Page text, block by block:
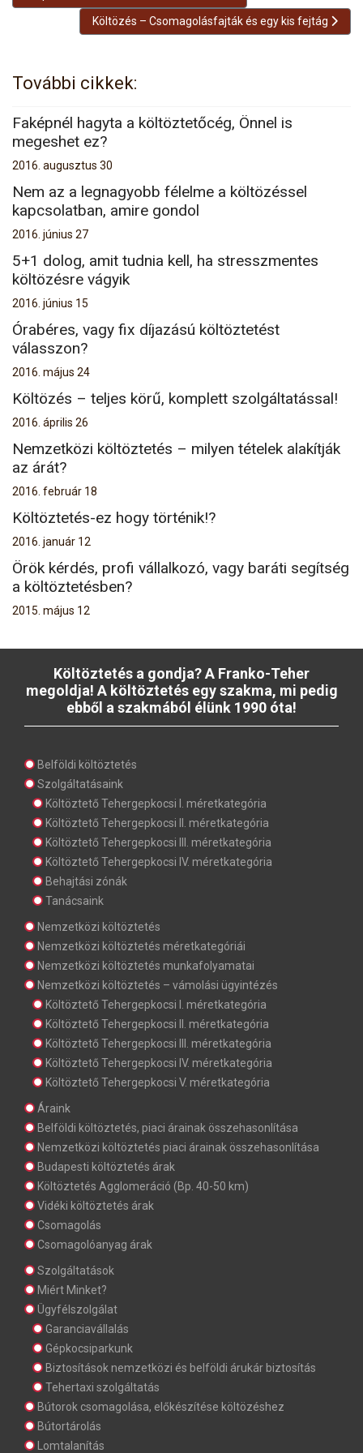
Következő cikk: Költözés – Csomagolásfajták és egy
Költözés – Csomagolásfajták és egy kis fejtág
További cikkek:
Faképnél hagyta a költöztetőcég, Önnel is
megeshet ez?
2016. augusztus 30
Nem az a legnagyobb félelme a költözéssel
kapcsolatban, amire gondol
2016. június 27
5+1 dolog, amit tudnia kell, ha stresszmentes
költözésre vágyik
2016. június 15
Órabéres, vagy fix díjazású költöztetést
válasszon?
2016. május 24
Költözés – teljes körű, komplett szolgáltatással!
2016. április 26
Nemzetközi költöztetés – milyen tételek alakítják
az árát?
2016. február 18
Költöztetés-ez hogy történik!?
2016. január 12
Örök kérdés, profi vállalkozó, vagy baráti segítség
a költöztetésben?
2015. május 12
Költöztetés a gondja? A Franko-Teher
megoldja! A költöztetés egy szakma, mi pedig
ebből a szakmából élünk 1990 óta!
Belföldi költöztetés
Szolgáltatásaink
Költöztető Tehergepkocsi I. méretkategória
Költöztető Tehergepkocsi II. méretkategória
Költöztető Tehergepkocsi III. méretkategória
Költöztető Tehergepkocsi IV. méretkategória
Behajtási zónák
Tanácsaink
Nemzetközi költöztetés
Nemzetközi költöztetés méretkategóriái
Nemzetközi költöztetés munkafolyamatai
Nemzetközi költöztetés – vámolási ügyintézés
Költöztető Tehergepkocsi I. méretkategória
Költöztető Tehergepkocsi II. méretkategória
Költöztető Tehergepkocsi III. méretkategória
Költöztető Tehergepkocsi IV. méretkategória
Költöztető Tehergepkocsi V. méretkategória
Áraink
Belföldi költöztetés, piaci árainak összehasonlítása
Nemzetközi költöztetés piaci árainak összehasonlítása
Budapesti költöztetés árak
Költöztetés Agglomeráció (Bp. 40-50 km)
Vidéki költöztetés árak
Csomagolás
Csomagolóanyag árak
Szolgáltatások
Miért Minket?
Ügyfélszolgálat
Garanciavállalás
Gépkocsiparkunk
Biztosítások nemzetközi és belföldi árukár biztosítás
Tehertaxi szolgáltatás
Bútorok csomagolása, előkészítése költözéshez
Bútortárolás
Lomtalanítás